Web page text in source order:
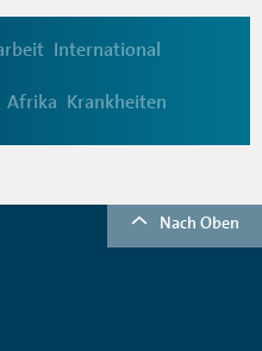
International
Afrika Krankheiten
Nach Oben